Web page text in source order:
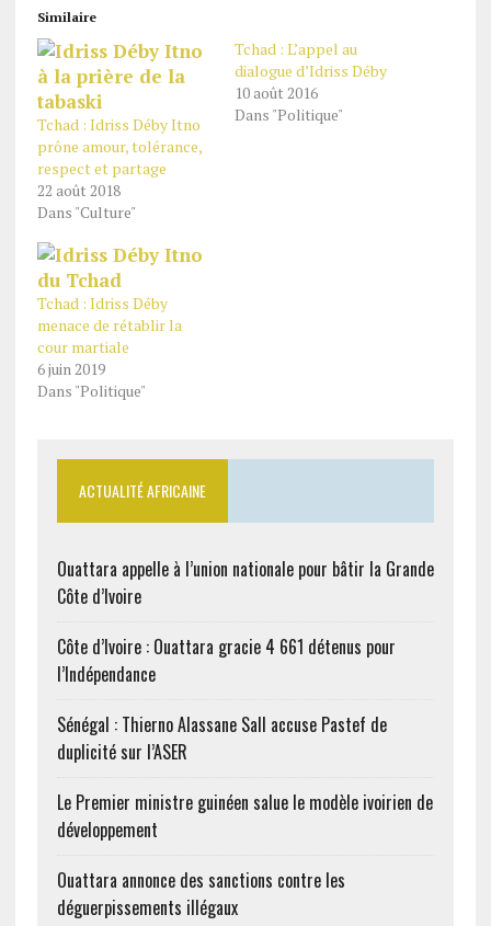
Similaire
Tchad : Idriss Déby Itno
prône amour, tolérance,
respect et partage
22 août 2018
Dans "Culture"
Tchad : L’appel au
dialogue d’Idriss Déby
10 août 2016
Dans "Politique"
Tchad : Idriss Déby
menace de rétablir la
cour martiale
6 juin 2019
Dans "Politique"
ACTUALITÉ AFRICAINE
Ouattara appelle à l’union nationale pour bâtir la Grande
Côte d’Ivoire
Côte d’Ivoire : Ouattara gracie 4 661 détenus pour
l’Indépendance
Sénégal : Thierno Alassane Sall accuse Pastef de
duplicité sur l’ASER
Le Premier ministre guinéen salue le modèle ivoirien de
développement
Ouattara annonce des sanctions contre les
déguerpissements illégaux